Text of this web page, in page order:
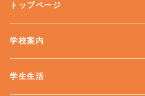
トップページ
学校案内
学生生活